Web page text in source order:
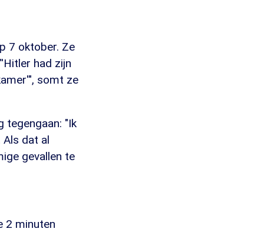
7 oktober. Ze
had zijn
somt ze
tegengaan: "Ik
dat al
gevallen te
2 minuten